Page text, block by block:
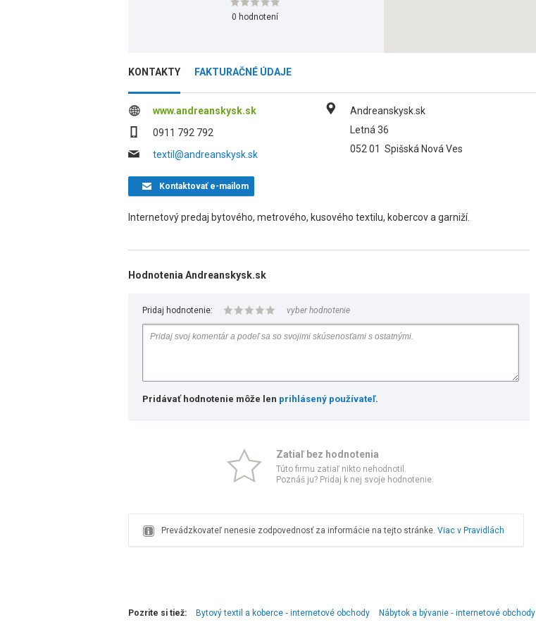
0 hodnotení
KONTAKTY FAKTURAČNÉ ÚDAJE
www.andreanskysk.sk
0911 792 792
textil@andreanskysk.sk
Andreanskysk.sk
Letná 36
052 01 Spišská Nová Ves
Kontaktovaťe-mailom
Internetový predaj bytového, metrového, kusového textilu, kobercov a garniží.
Hodnotenia Andreanskysk.sk
Pridaj hodnotenie: vyber hodnotenie
Pridávať hodnotenie môže len prihlásený používateľ.
Zatiaľ bez hodnotenia
Túto firmu zatiaľ nikto nehodnotil.
Poznáš ju? Pridaj k nej svoje hodnotenie.
Prevádzkovateľ nenesie zodpovednosť za informácie na tejto stránke. Viac v Pravidlách
Pozrite si tiež: Bytový textil a koberce ‑ internetové obchody Nábytok a bývanie ‑ internetové obchody